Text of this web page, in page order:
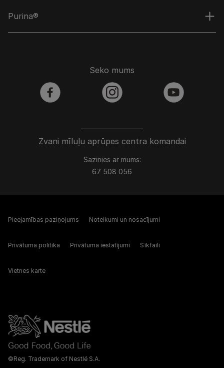
Purina®
Zvani mīluļu aprūpes centra komandai
Sazinies ar mums:
67 508 056
Seko mums
facebook instagram youtube
©Reg. Trademark of Nestlé S.A.
Pieejamības paziņojums Noteikumi un nosacījumi
Privātuma politika Privātuma iestatījumi Sīkfaili
Vietnes karte